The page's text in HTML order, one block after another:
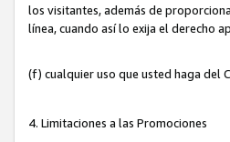
los visitantes, además de
línea, cuando así lo exija el derecho
(f) cualquier uso que usted haga del
4. Limitaciones a las Promociones